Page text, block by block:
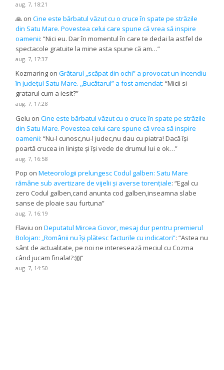
aug. 7, 18:21
🙏 onCine este bărbatul văzut cu o cruce în spate pe străzile
din Satu Mare. Povestea celui care spune că vrea să inspire
oamenii: “Nici eu. Dar în momentul în care te dedai la astfel de
spectacole gratuite la mine asta spune că am…”
aug. 7, 17:37
Kozmaring onGrătarul „scăpat din ochi” a provocat un incendiu
în județul Satu Mare. ,,Bucătarul” a fost amendat: “Micii si
gratarul cum a iesit?”
aug. 7, 17:28
Gelu onCine este bărbatul văzut cu o cruce în spate pe străzile
din Satu Mare. Povestea celui care spune că vrea să inspire
oamenii: “Nu-l cunosc,nu-l judec,nu dau cu piatra! Dacă își
poartă crucea in liniște și își vede de drumul lui e ok…”
aug. 7, 16:58
Pop onMeteorologii prelungesc Codul galben: Satu Mare
rămâne sub avertizare de vijelii și averse torențiale: “Egal cu
zero Codul galben,cand anunta cod galben,inseamna slabe
sanse de ploaie sau furtuna”
aug. 7, 16:19
Flaviu onDeputatul Mircea Govor, mesaj dur pentru premierul
Bolojan: „Românii nu își plătesc facturile cu indicatori”: “Astea nu
sânt de actualitate, pe noi ne interesează meciul cu Cozma
când jucam finala!?:))))”
aug. 7, 14:50